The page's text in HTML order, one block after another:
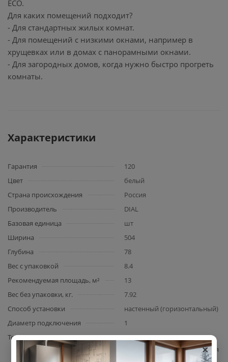
ECO.
Для каких помещений подходит?
- Для стандартных жилых комнат.
- Для помещений с низкими окнами, например в
хрущевках или в домах с панорамными окнами.
- Для загородных домов, когда нужно быстро прогреть
комнаты.
Характеристики
Гарантия
120
Цвет
белый
Страна происхождения
Россия
Производитель
DIAL
Базовая единица
шт
Ширина
504
Глубина
78
Вес с упаковкой
8.4
Рекомендуемая площадь, м²
13
Вес без упаковки, кг.
7.92
Способ установки
настенный (горизонтальный)
Диаметр подключения
1
Теплоноситель
вода и незамерзающая
жидкость с pH теплоносителя
×